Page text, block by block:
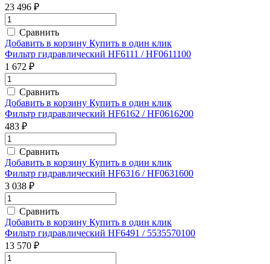
23 496 ₽
Сравнить
Добавить в корзину Купить в один клик
Фильтр гидравлический HF6111 / HF0611100
1 672 ₽
Сравнить
Добавить в корзину Купить в один клик
Фильтр гидравлический HF6162 / HF0616200
483 ₽
Сравнить
Добавить в корзину Купить в один клик
Фильтр гидравлический HF6316 / HF0631600
3 038 ₽
Сравнить
Добавить в корзину Купить в один клик
Фильтр гидравлический HF6491 / 5535570100
13 570 ₽